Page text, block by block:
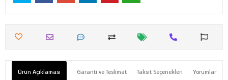
Ürün Açıklaması Garanti ve Teslimat Taksit Seçenekleri Yorumlar